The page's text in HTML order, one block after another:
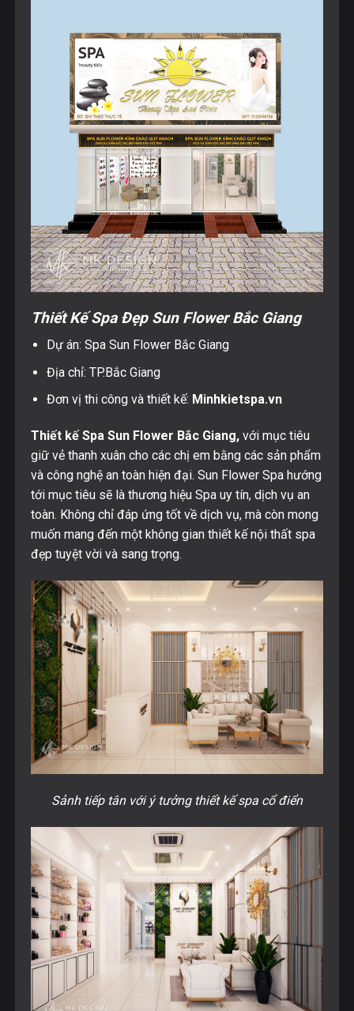
Thiết Kế Spa Đẹp Sun Flower Bắc Giang
Dự án: Spa Sun Flower Bắc Giang
Địa chỉ: TP.Bắc Giang
Đơn vị thi công và thiết kế: Minhkietspa.vn
Thiết kế Spa Sun Flower Bắc Giang,với mục tiêu
giữ vẻ thanh xuân cho các chị em bằng các sản phẩm
và công nghệ an toàn hiện đại. Sun Flower Spa hướng
tới mục tiêu sẽ là thương hiệu Spa uy tín, dịch vụ an
toàn. Không chỉ đáp ứng tốt về dịch vụ, mà còn mong
muốn mang đến một không gian thiết kế nội thất spa
đẹp tuyệt vời và sang trọng.
Sảnh tiếp tân với ý tưởng thiết kế spa cổ điển